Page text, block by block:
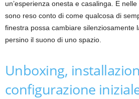
un’esperienza onesta e casalinga. E
sono reso conto di come qualcosa di
finestra possa cambiare silenziosamente
persino il suono di uno spazio.
Unboxing,
configurazione